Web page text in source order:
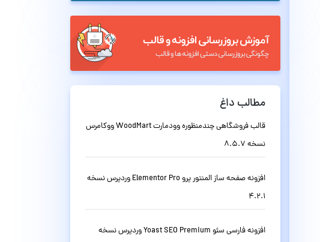
مطالب داغ
قالب فروشگاهی چندمنظوره وودمارت WoodMart ووکامرس
نسخه 8.5.7
افزونه صفحه ساز المنتور پرو Elementor Pro وردپرس نسخه
4.2.1
افزونه فارسی سئو Yoast SEO Premium وردپرس نسخه